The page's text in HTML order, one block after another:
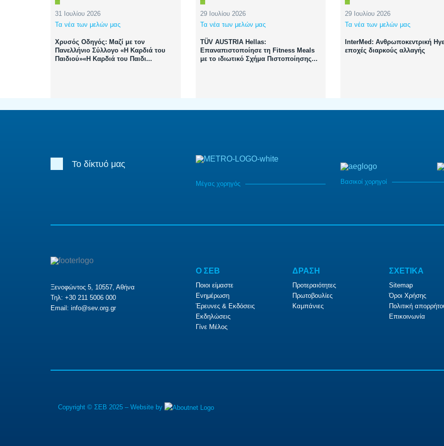
31 Ιουλίου 2026
Τα νέα των μελών μας
Χρυσός Οδηγός: Μαζί με τον
Πανελλήνιο Σύλλογο «Η Καρδιά του
Παιδιού»«Η Καρδιά του Παιδι...
29 Ιουλίου 2026
Τα νέα των μελών μας
TÜV AUSTRIA Hellas:
Επαναπιστοποίησε τη Fitness Meals
με το ιδιωτικό Σχήμα Πιστοποίησης...
29 Ιουλίου 2026
Τα νέα των μελών μας
InterMed: Ανθρωποκεντρική
εποχές διαρκούς αλλαγής
Το δίκτυό μας
Μέγας χορηγός Βασικοί χορηγοί
Ξενοφώντος 5, 10557, Αθήνα
Τηλ: +30 211 5006 000
Email: info@sev.org.gr
O ΣΕΒ
Ποιοι είμαστε
Ενημέρωση
Έρευνες & Εκδόσεις
Εκδηλώσεις
Γίνε Μέλος
ΔΡΑΣΗ
Προτεραιότητες
Πρωτοβουλίες
Καμπάνιες
ΣΧΕΤΙΚΑ
Sitemap
Όροι Χρήσης
Πολιτική
Επικοινωνία
Copyright © ΣΕΒ 2025 – Website by